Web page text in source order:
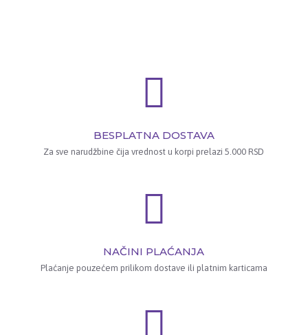
BESPLATNA DOSTAVA
Za sve narudžbine čija vrednost u korpi prelazi 5.000 RSD
NAČINI PLAĆANJA
Plaćanje pouzećem prilikom dostave ili platnim karticama